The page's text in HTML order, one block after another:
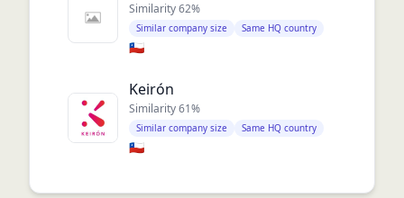
Similarity62%
Similar company size Same HQ country
🇨🇱
Keirón
Similarity61%
Similar company size Same HQ country
🇨🇱